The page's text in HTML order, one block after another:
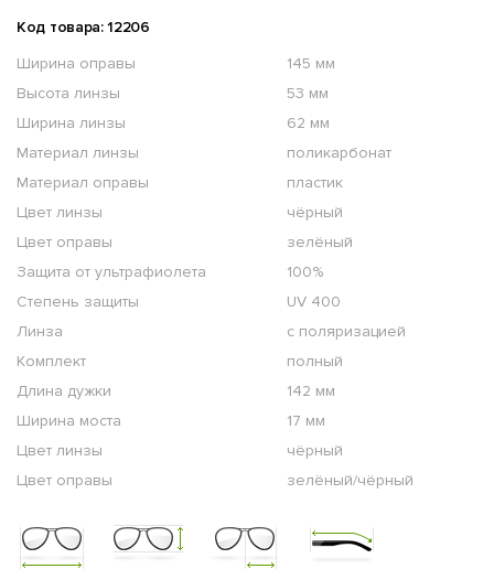
Код товара: 12206
Ширина оправы
145 мм
Высота линзы
53 мм
Ширина линзы
62 мм
Материал линзы
поликарбонат
Материал оправы
пластик
Цвет линзы
чёрный
Цвет оправы
зелёный
Защита от ультрафиолета
100%
Степень защиты
UV 400
Линза
с поляризацией
Комплект
полный
Длина дужки
142 мм
Ширина моста
17 мм
Цвет линзы
чёрный
Цвет оправы
зелёный/чёрный